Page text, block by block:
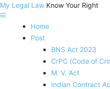
My Legal Law Know Your Right
Home
Post
BNS Act 2023
CrPC (Code of
M. V. Act
Indian Contract